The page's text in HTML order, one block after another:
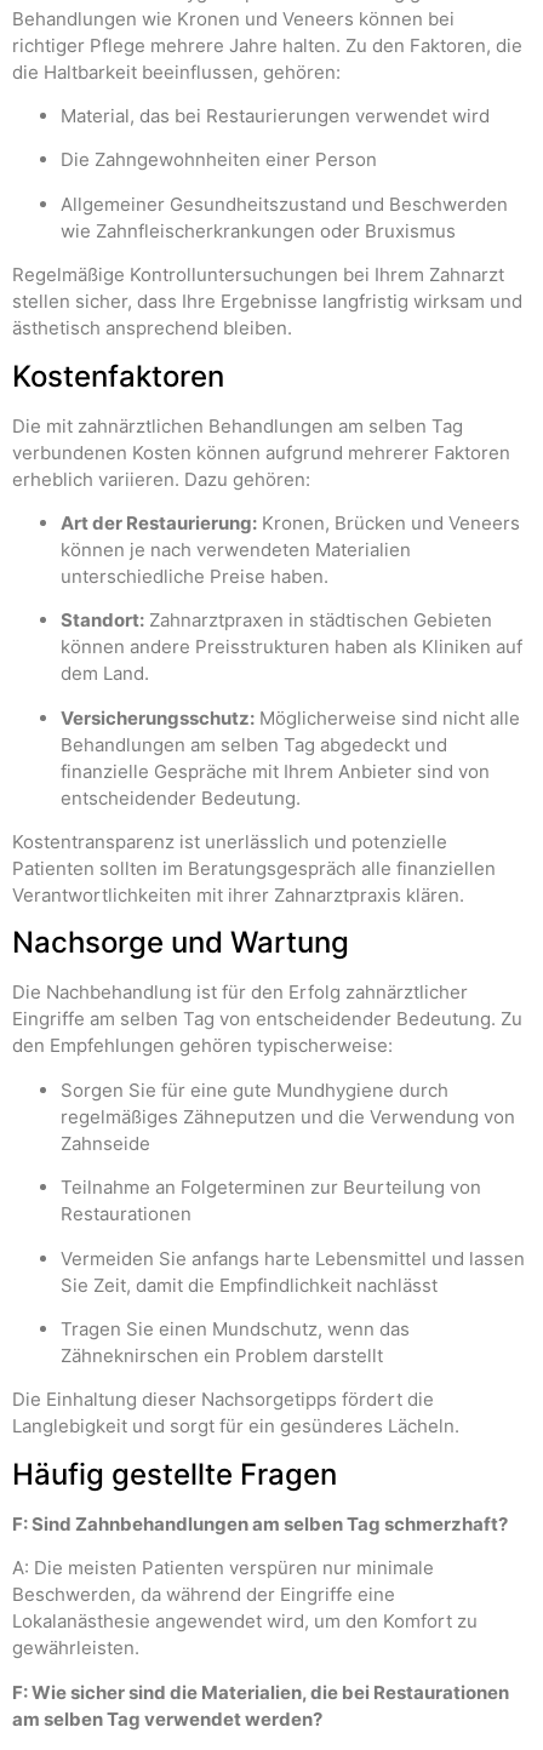
Behandlungen wie Kronen und Veneers können bei
richtiger Pflege mehrere Jahre halten. Zu den Faktoren, die
die Haltbarkeit beeinflussen, gehören:
Material, das bei Restaurierungen verwendet wird
Die Zahngewohnheiten einer Person
Allgemeiner Gesundheitszustand und Beschwerden
wie Zahnfleischerkrankungen oder Bruxismus
Regelmäßige Kontrolluntersuchungen bei Ihrem Zahnarzt
stellen sicher, dass Ihre Ergebnisse langfristig wirksam und
ästhetisch ansprechend bleiben.
Kostenfaktoren
Die mit zahnärztlichen Behandlungen am selben Tag
verbundenen Kosten können aufgrund mehrerer Faktoren
erheblich variieren. Dazu gehören:
Art der Restaurierung: Kronen, Brücken und Veneers
können je nach verwendeten Materialien
unterschiedliche Preise haben.
Standort: Zahnarztpraxen in städtischen Gebieten
können andere Preisstrukturen haben als Kliniken auf
dem Land.
Versicherungsschutz: Möglicherweise sind nicht alle
Behandlungen am selben Tag abgedeckt und
finanzielle Gespräche mit Ihrem Anbieter sind von
entscheidender Bedeutung.
Kostentransparenz ist unerlässlich und potenzielle
Patienten sollten im Beratungsgespräch alle finanziellen
Verantwortlichkeiten mit ihrer Zahnarztpraxis klären.
Nachsorge und Wartung
Die Nachbehandlung ist für den Erfolg zahnärztlicher
Eingriffe am selben Tag von entscheidender Bedeutung. Zu
den Empfehlungen gehören typischerweise:
Sorgen Sie für eine gute Mundhygiene durch
regelmäßiges Zähneputzen und die Verwendung von
Zahnseide
Teilnahme an Folgeterminen zur Beurteilung von
Restaurationen
Vermeiden Sie anfangs harte Lebensmittel und lassen
Sie Zeit, damit die Empfindlichkeit nachlässt
Tragen Sie einen Mundschutz, wenn das
Zähneknirschen ein Problem darstellt
Die Einhaltung dieser Nachsorgetipps fördert die
Langlebigkeit und sorgt für ein gesünderes Lächeln.
Häufig gestellte Fragen
F: Sind Zahnbehandlungen am selben Tag schmerzhaft?
A: Die meisten Patienten verspüren nur minimale
Beschwerden, da während der Eingriffe eine
Lokalanästhesie angewendet wird, um den Komfort zu
gewährleisten.
F: Wie sicher sind die Materialien, die bei Restaurationen
am selben Tag verwendet werden?